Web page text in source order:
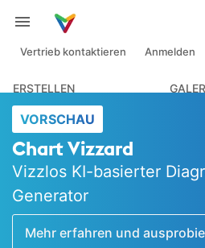
Vertrieb kontaktieren Anmelden
ERSTELLEN
VORSCHAU
Chart Vizzard
Vizzlos KI-basierter
Generator
Mehr erfahren und